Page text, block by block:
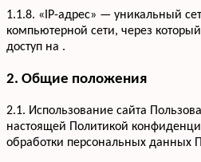
1.1.8. «IP-адрес» — уникальный
компьютерной сети, через
доступ на .
2. Общие положения
2.1. Использование сайта
настоящей Политикой
обработки персональных данных